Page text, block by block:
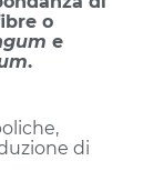
o
e
.
di